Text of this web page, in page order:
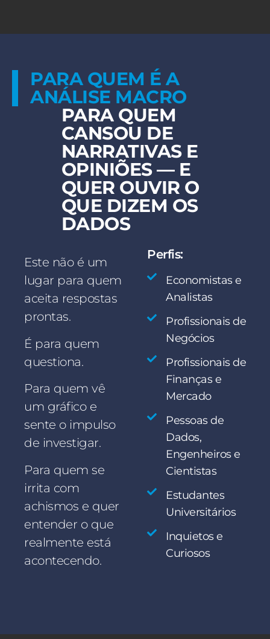
PARA QUEM É A
ANÁLISE MACRO
PARA QUEM
CANSOU DE
NARRATIVAS E
OPINIÕES — E
QUER OUVIR O
QUE DIZEM OS
DADOS
Este não é um
lugar para quem
aceita respostas
prontas.
É para quem
questiona.
Para quem vê
um gráfico e
sente o impulso
de investigar.
Para quem se
irrita com
achismos e quer
entender o que
realmente está
acontecendo.
Perfis:
Economistas e
Analistas
Profissionais de
Negócios
Profissionais de
Finanças e
Mercado
Pessoas de
Dados,
Engenheiros e
Cientistas
Estudantes
Universitários
Inquietos e
Curiosos